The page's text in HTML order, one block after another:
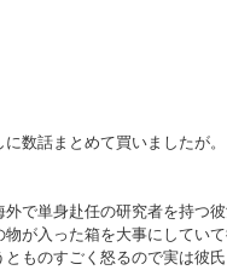
数話まとめて買いましたが。
で単身赴任の研究者を持つ
が入った箱を大事にしてい
ものすごく怒るので実は彼